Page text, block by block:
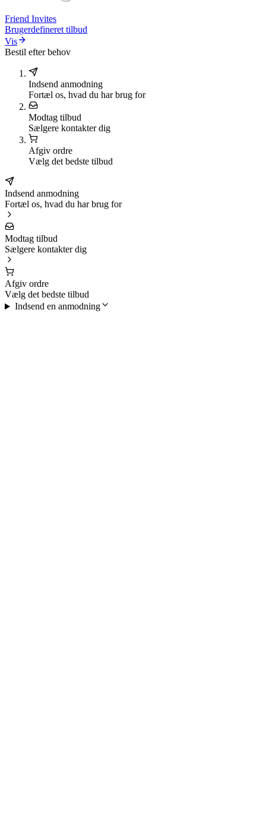
Friend Invites
Brugerdefineret tilbud
Vis
Bestil efter behov
Indsend anmodning
Fortæl os, hvad du har brug for
Modtag tilbud
Sælgere kontakter dig
Afgiv ordre
Vælg det bedste tilbud
Indsend anmodning
Fortæl os, hvad du har brug for
Modtag tilbud
Sælgere kontakter dig
Afgiv ordre
Vælg det bedste tilbud
Indsend en anmodning